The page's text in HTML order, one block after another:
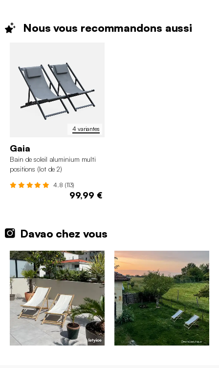
Nous vous recommandons aussi
4 variantes
Gaia
Bain de soleil aluminium multi
positions (lot de 2)
4.8 (113)
99,99 €
Davao chez vous